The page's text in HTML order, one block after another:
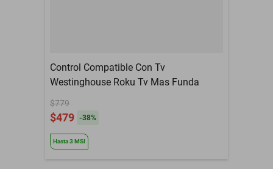
Control Compatible Con Tv
Westinghouse Roku Tv Mas Funda
$779
$479 -38%
Hasta3 MSI